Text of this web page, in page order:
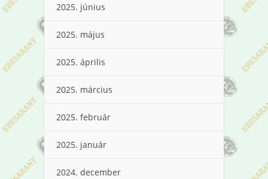
2025. június
2025. május
2025. április
2025. március
2025. február
2025. január
2024. december